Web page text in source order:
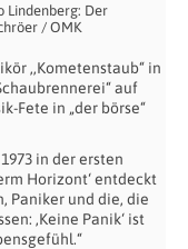
Lindenberg: Der
/ OMK
,,Kometenstaub“ in
auf
Fete in „der börse“
in der ersten
Horizont‘ entdeckt
Paniker und die, die
‚Keine Panik‘ ist